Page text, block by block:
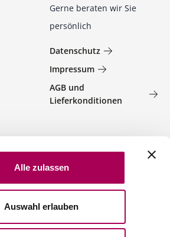
Alle zulassen
Auswahl erlauben
Gerne beraten wir Sie
persönlich
Datenschutz
Impressum
AGB und
Lieferkonditionen